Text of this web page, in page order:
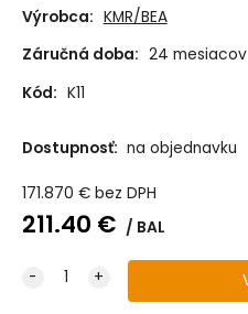
Výrobca: KMR/BEA
Záručná doba: 24 mesiacov
Kód: K11
Dostupnosť: na objednavku
171.870 € bez DPH
211.40 € BAL